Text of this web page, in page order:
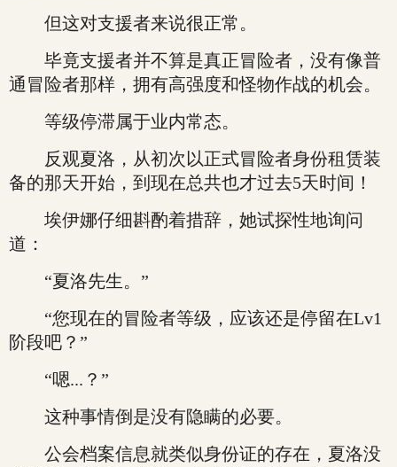
但这对支援者来说很正常。
毕竟支援者并不算是真正冒险者，没有像普
通冒险者那样，拥有高强度和怪物作战的机会。
等级停滞属于业内常态。
反观夏洛，从初次以正式冒险者身份租赁装
备的那天开始，到现在总共也才过去5天时间！
埃伊娜仔细斟酌着措辞，她试探性地询问
道：
“夏洛先生。”
“您现在的冒险者等级，应该还是停留在Lv1
阶段吧？”
“嗯...？”
这种事情倒是没有隐瞒的必要。
公会档案信息就类似身份证的存在，夏洛没